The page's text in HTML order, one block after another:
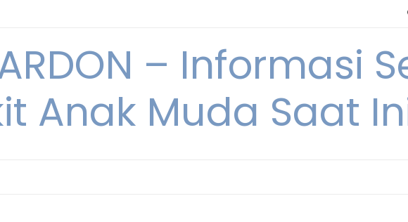
– Informasi
Anak Muda Saat